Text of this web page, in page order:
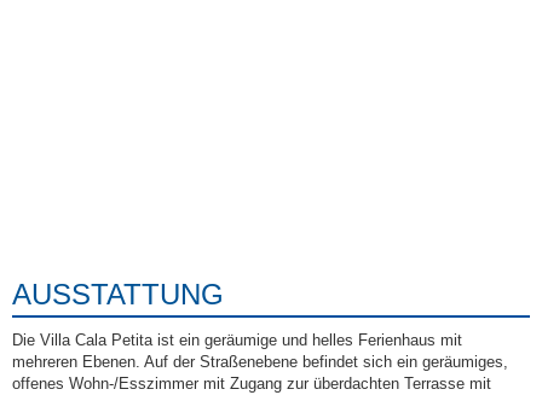
AUSSTATTUNG
Die Villa Cala Petita ist ein geräumige und helles Ferienhaus mit
mehreren Ebenen. Auf der Straßenebene befindet sich ein geräumiges,
offenes Wohn-/Esszimmer mit Zugang zur überdachten Terrasse mit